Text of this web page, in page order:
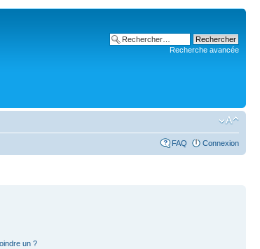
Recherche avancée
FAQ Connexion
un ?